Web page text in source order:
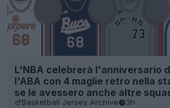
L'NBA celebrerà l'anniversario
l'ABA con 4 maglie retro nella
se le avessero anche altre
Basketball Jersey Archive 3h